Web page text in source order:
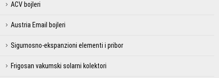
ACV bojleri
Austria Email bojleri
Sigurnosno-ekspanzioni elementi i pribor
Frigosan vakumski solarni kolektori